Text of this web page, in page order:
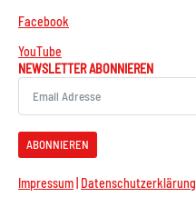
Facebook
YouTube
NEWSLETTER ABONNIEREN
ABONNIEREN
Impressum Datenschutzerklärung